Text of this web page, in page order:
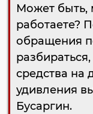
Может быть,
работаете?
обращения
средства на
удивления
Бусаргин.